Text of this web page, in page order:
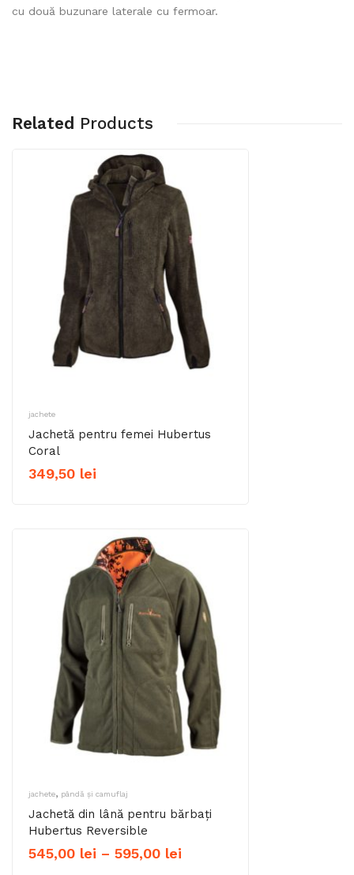
cu două buzunare laterale cu fermoar.
Related Products
jachete
Jachetă pentru femei Hubertus
Coral
349,50 lei
jachete, pândă și camuflaj
Jachetă din lână pentru bărbați
Hubertus Reversible
545,00 lei – 595,00 lei